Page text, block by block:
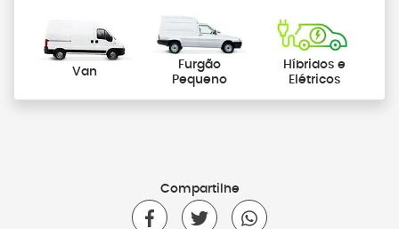
Van
Furgão
Pequeno
Híbridos e
Elétricos
Compartilhe